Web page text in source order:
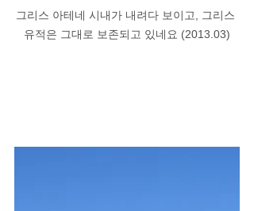
그리스 아테네 시내가 내려다 보이고, 그리스
유적은 그대로 보존되고 있네요 (2013.03)